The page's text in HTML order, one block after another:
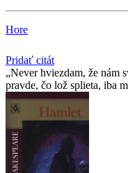
Hore
Pridať citát
Never hviezdam, že nám
pravde, čo lož splieta, iba